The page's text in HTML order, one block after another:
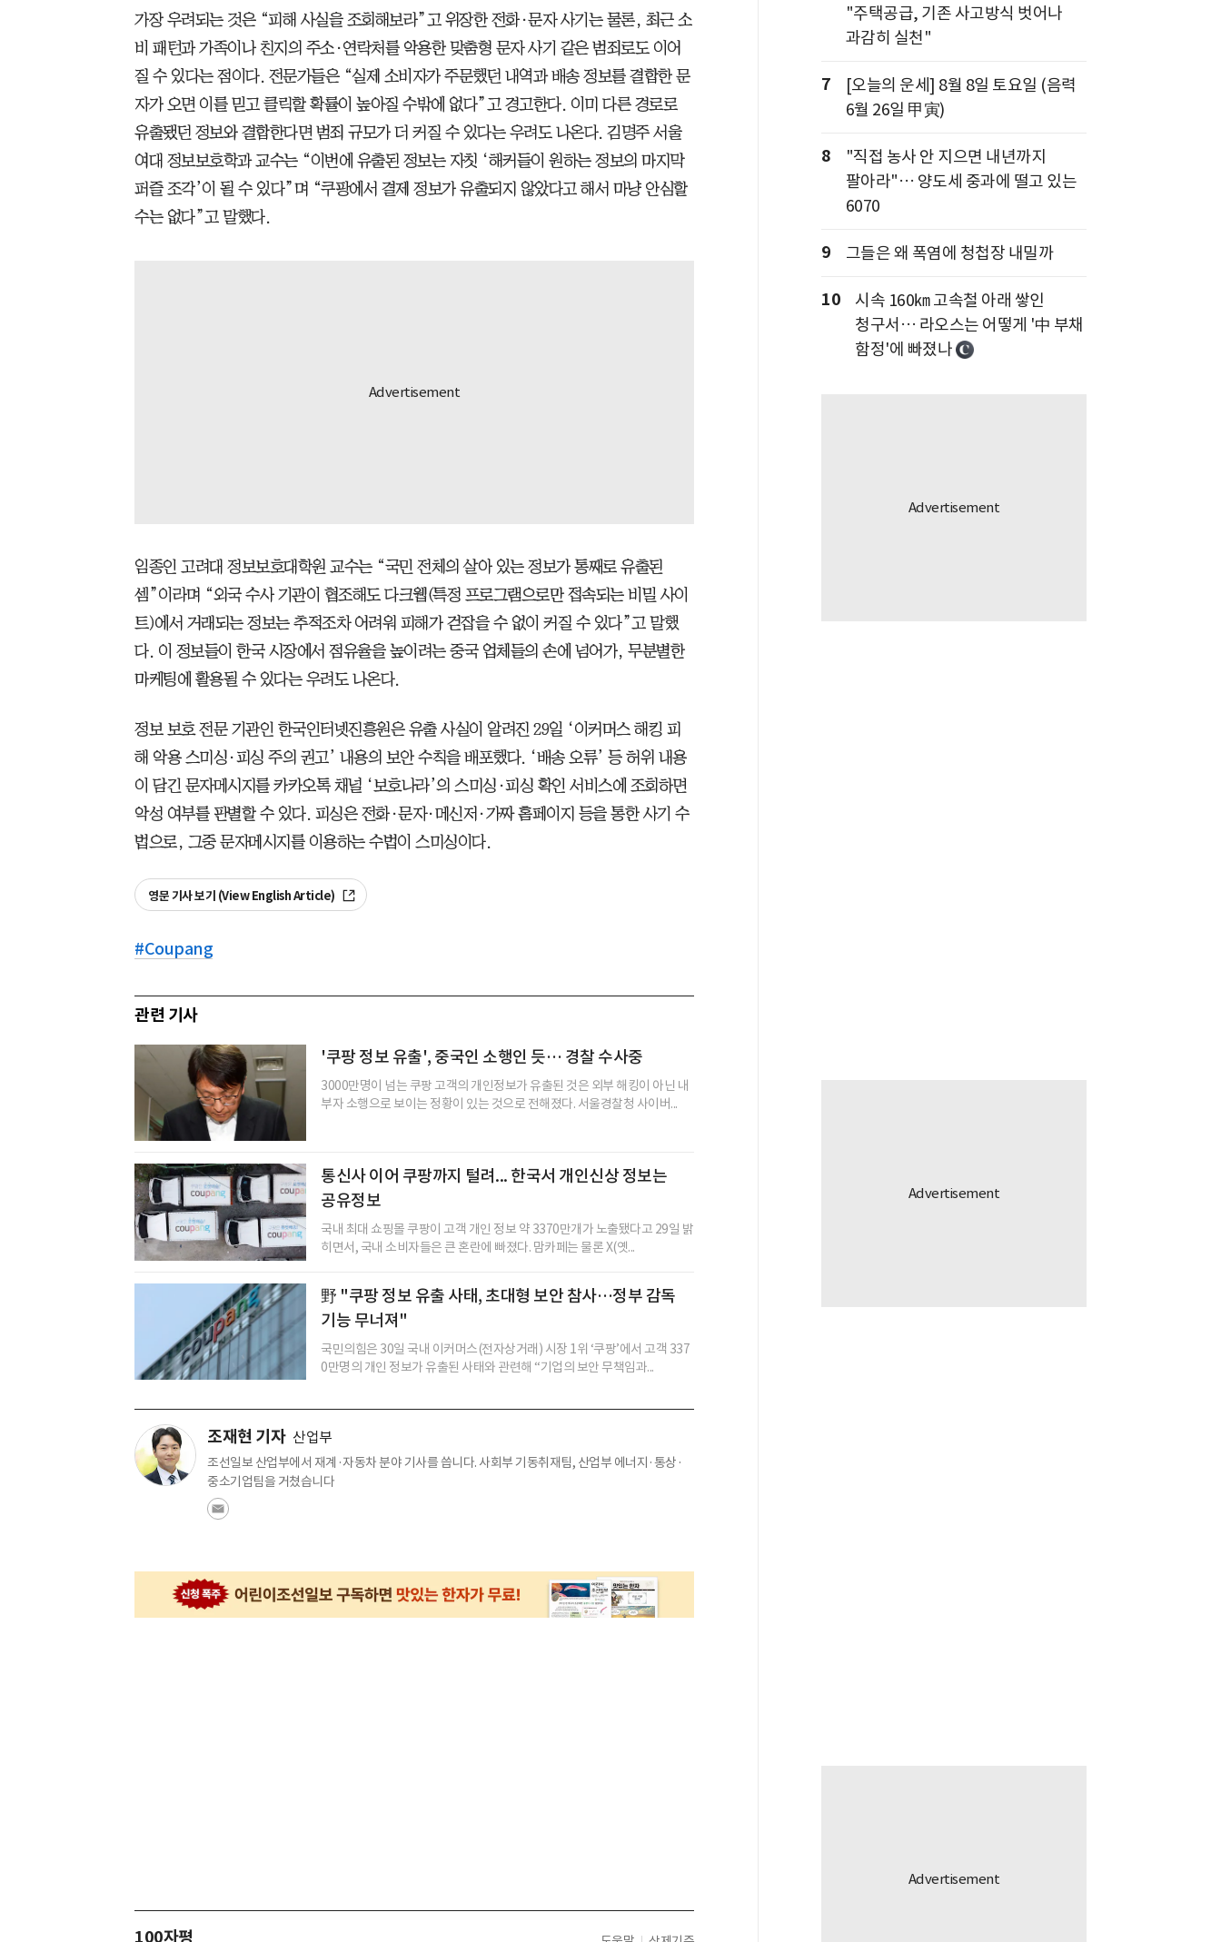
가장 우려되는 것은 “피해 사실을 조회해보라”고 위장한 전화·문자 사기는 물론, 최근 소
비 패턴과 가족이나 친지의 주소·연락처를 악용한 맞춤형 문자 사기 같은 범죄로도 이어
질 수 있다는 점이다. 전문가들은 “실제 소비자가 주문했던 내역과 배송 정보를 결합한 문
자가 오면 이를 믿고 클릭할 확률이 높아질 수밖에 없다”고 경고한다. 이미 다른 경로로
유출됐던 정보와 결합한다면 범죄 규모가 더 커질 수 있다는 우려도 나온다. 김명주 서울
여대 정보보호학과 교수는 “이번에 유출된 정보는 자칫 ‘해커들이 원하는 정보의 마지막
퍼즐 조각’이 될 수 있다”며 “쿠팡에서 결제 정보가 유출되지 않았다고 해서 마냥 안심할
수는 없다”고 말했다.
임종인 고려대 정보보호대학원 교수는 “국민 전체의 살아 있는 정보가 통째로 유출된
셈”이라며 “외국 수사 기관이 협조해도 다크웹(특정 프로그램으로만 접속되는 비밀 사이
트)에서 거래되는 정보는 추적조차 어려워 피해가 걷잡을 수 없이 커질 수 있다”고 말했
다. 이 정보들이 한국 시장에서 점유율을 높이려는 중국 업체들의 손에 넘어가, 무분별한
마케팅에 활용될 수 있다는 우려도 나온다.
정보 보호 전문 기관인 한국인터넷진흥원은 유출 사실이 알려진 29일 ‘이커머스 해킹 피
해 악용 스미싱·피싱 주의 권고’ 내용의 보안 수칙을 배포했다. ‘배송 오류’ 등 허위 내용
이 담긴 문자메시지를 카카오톡 채널 ‘보호나라’의 스미싱·피싱 확인 서비스에 조회하면
악성 여부를 판별할 수 있다. 피싱은 전화·문자·메신저·가짜 홈페이지 등을 통한 사기 수
법으로, 그중 문자메시지를 이용하는 수법이 스미싱이다.
영문 기사 보기 (View English Article)
#Coupang
관련 기사
'쿠팡 정보 유출', 중국인 소행인 듯… 경찰 수사중
3000만명이 넘는 쿠팡 고객의 개인정보가 유출된 것은 외부 해킹이 아닌 내
부자 소행으로 보이는 정황이 있는 것으로 전해졌다. 서울경찰청 사이버...
통신사 이어 쿠팡까지 털려... 한국서 개인신상 정보는
공유정보
국내 최대 쇼핑몰 쿠팡이 고객 개인 정보 약 3370만개가 노출됐다고 29일 밝
히면서, 국내 소비자들은 큰 혼란에 빠졌다. 맘카페는 물론 X(옛...
野 "쿠팡 정보 유출 사태, 초대형 보안 참사…정부 감독
기능 무너져"
국민의힘은 30일 국내 이커머스(전자상거래) 시장 1위 ‘쿠팡’에서 고객 337
0만명의 개인 정보가 유출된 사태와 관련해 “기업의 보안 무책임과...
조재현 기자 산업부
조선일보 산업부에서 재계·자동차 분야 기사를 씁니다. 사회부 기동취재팀, 산업부 에너지·통상·
중소기업팀을 거쳤습니다
100자평
"주택공급, 기존 사고방식 벗어나
과감히 실천"
7
[오늘의 운세] 8월 8일 토요일 (음력
6월 26일 甲寅)
8
"직접 농사 안 지으면 내년까지
팔아라"… 양도세 중과에 떨고 있는
6070
9 그들은 왜 폭염에 청첩장 내밀까
10
시속 160㎞ 고속철 아래 쌓인
청구서… 라오스는 어떻게 '中 부채
함정'에 빠졌나